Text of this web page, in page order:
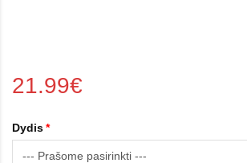
21.99€
Dydis